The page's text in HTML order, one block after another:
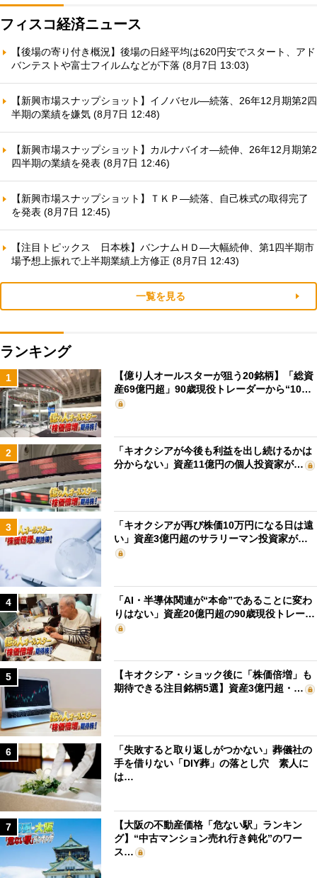
フィスコ経済ニュース
【後場の寄り付き概況】後場の日経平均は620円安でスタート、アド
バンテストや富士フイルムなどが下落 (8月7日 13:03)
【新興市場スナップショット】イノバセル—続落、26年12月期第2四
半期の業績を嫌気 (8月7日 12:48)
【新興市場スナップショット】カルナバイオ—続伸、26年12月期第2
四半期の業績を発表 (8月7日 12:46)
【新興市場スナップショット】ＴＫＰ—続落、自己株式の取得完了
を発表 (8月7日 12:45)
【注目トピックス 日本株】バンナムＨＤ—大幅続伸、第1四半期市
場予想上振れで上半期業績上方修正 (8月7日 12:43)
一覧を見る
ランキング
1
【億り人オールスターが狙う20銘柄】「総資
産69億円超」90歳現役トレーダーから“10…
2
「キオクシアが今後も利益を出し続けるかは
分からない」資産11億円の個人投資家が…
3
「キオクシアが再び株価10万円になる日は遠
い」資産3億円超のサラリーマン投資家が…
4
「AI・半導体関連が“本命”であることに変わ
りはない」資産20億円超の90歳現役トレー…
5
【キオクシア・ショック後に「株価倍増」も
期待できる注目銘柄5選】資産3億円超・…
6
「失敗すると取り返しがつかない」葬儀社の
手を借りない「DIY葬」の落とし穴 素人に
は…
7
【大阪の不動産価格「危ない駅」ランキン
グ】“中古マンション売れ行き鈍化”のワー
ス…